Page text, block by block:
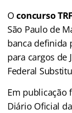
Oconcurso
São Paulo de
banca definida
para cargos de
Federal
Em publicação
Diário Oficial